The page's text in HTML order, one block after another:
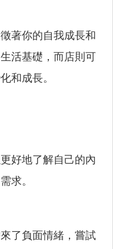
著你的自我成長和
活基礎，而店則可
和成長。
好地了解自己的內
求。
了負面情緒，嘗試